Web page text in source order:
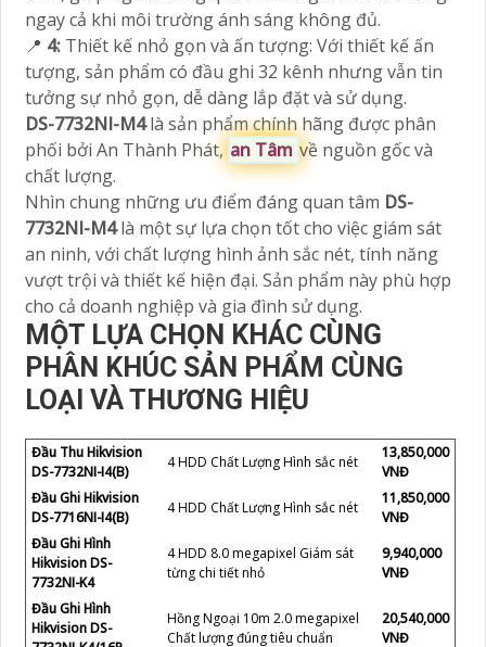
ngay cả khi môi trường ánh sáng không đủ.
📍 4: Thiết kế nhỏ gọn và ấn tượng: Với thiết kế ấn
tượng, sản phẩm có đầu ghi 32 kênh nhưng vẫn tin
tưởng sự nhỏ gọn, dễ dàng lắp đặt và sử dụng.
DS-7732NI-M4là sản phẩm chính hãng được phân
phối bởi An Thành Phát, an Tâm về nguồn gốc và
chất lượng.
Nhìn chung những ưu điểm đáng quan tâm DS-
7732NI-M4là một sự lựa chọn tốt cho việc giám sát
an ninh, với chất lượng hình ảnh sắc nét, tính năng
vượt trội và thiết kế hiện đại. Sản phẩm này phù hợp
cho cả doanh nghiệp và gia đình sử dụng.
MỘT LỰA CHỌN KHÁC CÙNG
PHÂN KHÚC SẢN PHẨM CÙNG
LOẠI VÀ THƯƠNG HIỆU
Đầu Thu Hikvision
DS-7732NI-I4(B)
4 HDD Chất Lượng Hình sắc nét
13,850,000
VNĐ
Đầu Ghi Hikvision
DS-7716NI-I4(B)
4 HDD Chất Lượng Hình sắc nét
11,850,000
VNĐ
Đầu Ghi Hình
Hikvision DS-
7732NI-K4
4 HDD 8.0 megapixel Giám sát
từng chi tiết nhỏ
9,940,000
VNĐ
Đầu Ghi Hình
Hikvision DS-
Hồng Ngoại 10m 2.0 megapixel
Chất lượng đúng tiêu chuẩn
20,540,000
VNĐ